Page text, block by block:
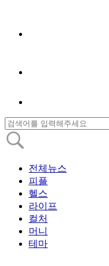
전체뉴스
피플
헬스
라이프
컬처
머니
테마